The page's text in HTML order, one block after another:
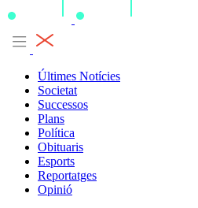
Últimes Notícies
Societat
Successos
Plans
Política
Obituaris
Esports
Reportatges
Opinió